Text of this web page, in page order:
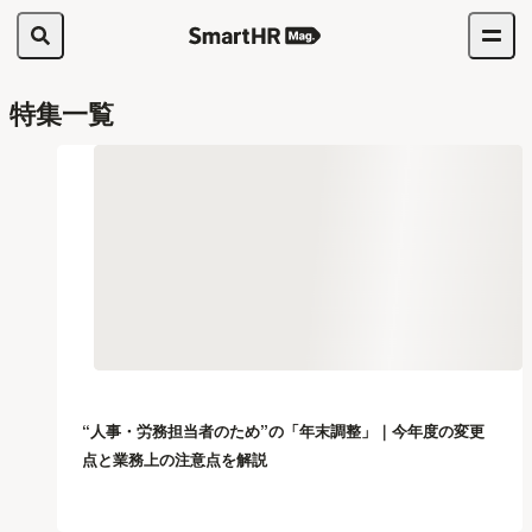
特集一覧
“人事・労務担当者のため”の「年末調整」｜今年度の変更
点と業務上の注意点を解説